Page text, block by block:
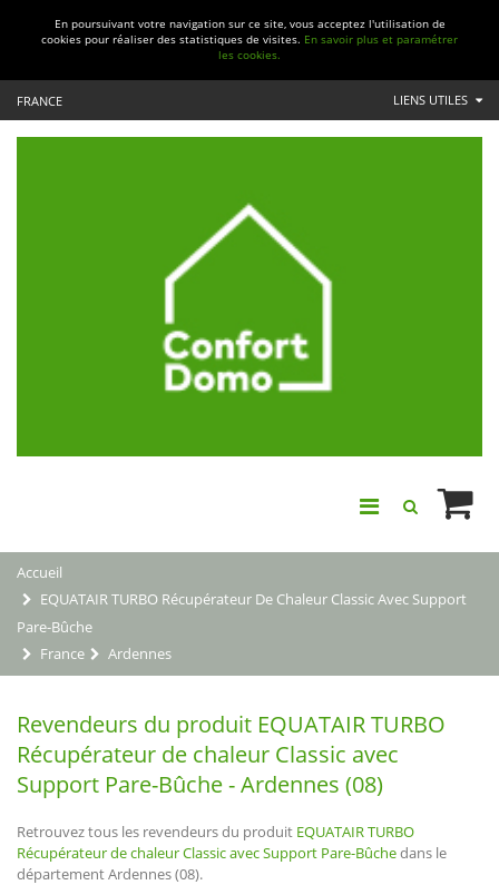
En poursuivant votre navigation sur ce site, vous acceptez l'utilisation de
cookies pour réaliser des statistiques de visites. En savoir plus et paramétrer
les cookies.
FRANCE LIENS UTILES
Accueil
EQUATAIR TURBO Récupérateur De Chaleur Classic Avec Support
Pare-Bûche
France
Ardennes
Revendeurs du produit EQUATAIR TURBO
Récupérateur de chaleur Classic avec
Support Pare-Bûche - Ardennes (08)
Retrouvez tous les revendeurs du produit EQUATAIR TURBO
Récupérateur de chaleur Classic avec Support Pare-Bûchedans le
département Ardennes (08).